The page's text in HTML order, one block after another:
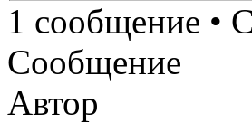
1 сообщение •
Сообщение
Автор